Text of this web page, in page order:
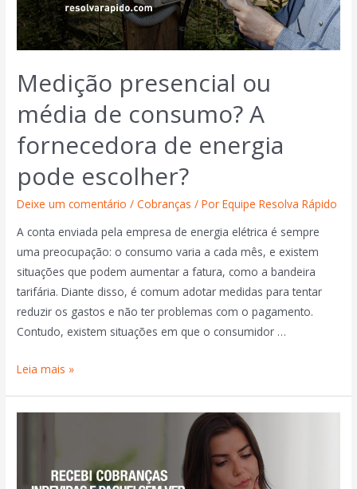
Medição presencial ou
média de consumo? A
fornecedora de energia
pode escolher?
Deixe um comentário /Cobranças / PorEquipe Resolva Rápido
A conta enviada pela empresa de energia elétrica é sempre
uma preocupação: o consumo varia a cada mês, e existem
situações que podem aumentar a fatura, como a bandeira
tarifária. Diante disso, é comum adotar medidas para tentar
reduzir os gastos e não ter problemas com o pagamento.
Contudo, existem situações em que o consumidor …
Leia mais »